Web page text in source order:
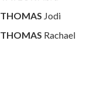
THOMAS Jodi
THOMAS Rachael